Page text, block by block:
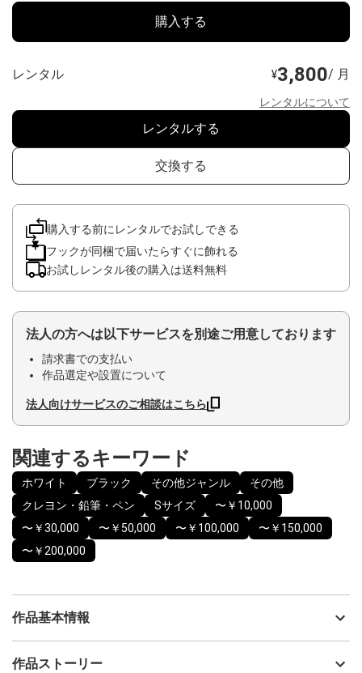
購入する
レンタル ¥3,800/ 月
レンタルについて
レンタルする
交換する
購入する前にレンタルでお試しできる
フックが同梱で届いたらすぐに飾れる
お試しレンタル後の購入は送料無料
法人の方へは以下サービスを別途ご用意しております
請求書での支払い
作品選定や設置について
法人向けサービスのご相談はこちら
関連するキーワード
ホワイト ブラック その他ジャンル
その他
クレヨン・鉛筆・ペン
Sサイズ
〜￥10,000
〜￥30,000
〜￥50,000 〜￥100,000
〜￥150,000
〜￥200,000
作品基本情報
出品者
作品ストーリー